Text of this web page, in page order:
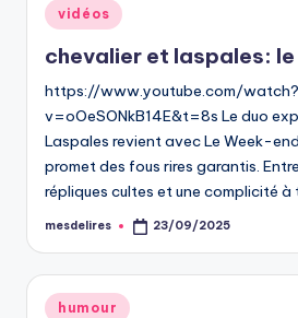
Posted
in
vidéos
chevalier et laspales: le
https://www.youtube.com/watch?
v=oOeSONkB14E&t=8s Le duo
Laspales revient avec Le Week-
promet des fous rires garantis.
répliques cultes et une complicité à
Posted
mesdelires 23/09/2025
Posted
humour